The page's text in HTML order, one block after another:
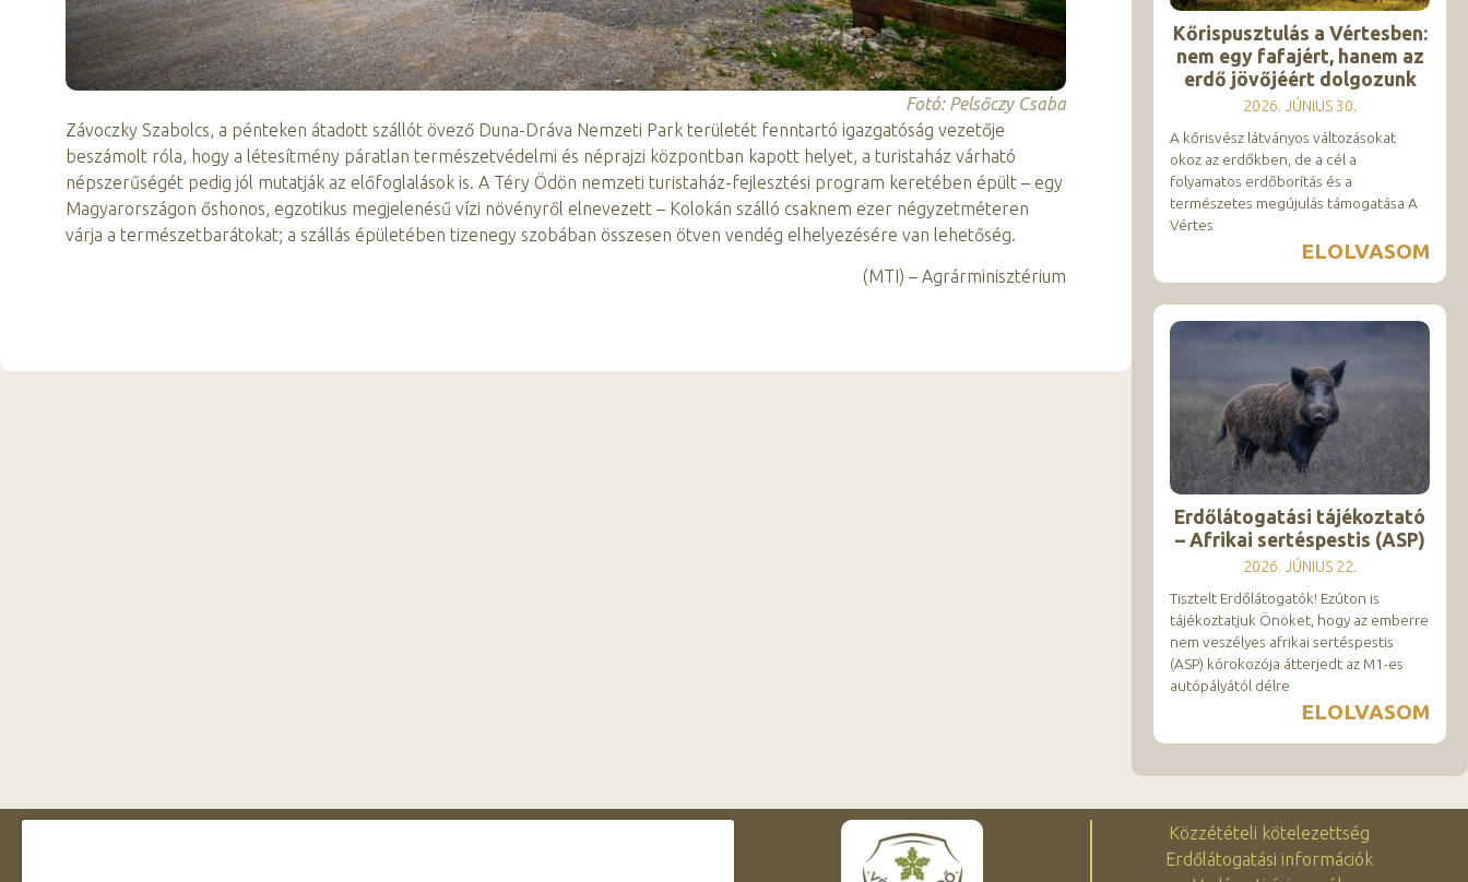
Fotó: Pelsőczy Csaba
Závoczky Szabolcs, a pénteken átadott szállót övező Duna-Dráva Nemzeti Park területét fenntartó igazgatóság vezetője
beszámolt róla, hogy a létesítmény páratlan természetvédelmi és néprajzi központban kapott helyet, a turistaház várható
népszerűségét pedig jól mutatják az előfoglalások is. A Téry Ödön nemzeti turistaház-fejlesztési program keretében épült – egy
Magyarországon őshonos, egzotikus megjelenésű vízi növényről elnevezett – Kolokán szálló csaknem ezer négyzetméteren
várja a természetbarátokat; a szállás épületében tizenegy szobában összesen ötven vendég elhelyezésére van lehetőség.
(MTI) – Agrárminisztérium
Kőrispusztulás a Vértesben:
nem egy fafajért, hanem az
erdő jövőjéért dolgozunk
2026. JÚNIUS 30.
A kőrisvész látványos változásokat
okoz az erdőkben, de a cél a
folyamatos erdőborítás és a
természetes megújulás támogatása A
Vértes
ELOLVASOM
Erdőlátogatási tájékoztató
– Afrikai sertéspestis (ASP)
2026. JÚNIUS 22.
Tisztelt Erdőlátogatók! Ezúton is
tájékoztatjuk Önöket, hogy az emberre
nem veszélyes afrikai sertéspestis
(ASP) kórokozója átterjedt az M1-es
autópályától délre
ELOLVASOM
Közzétételi kötelezettség
Erdőlátogatási információk